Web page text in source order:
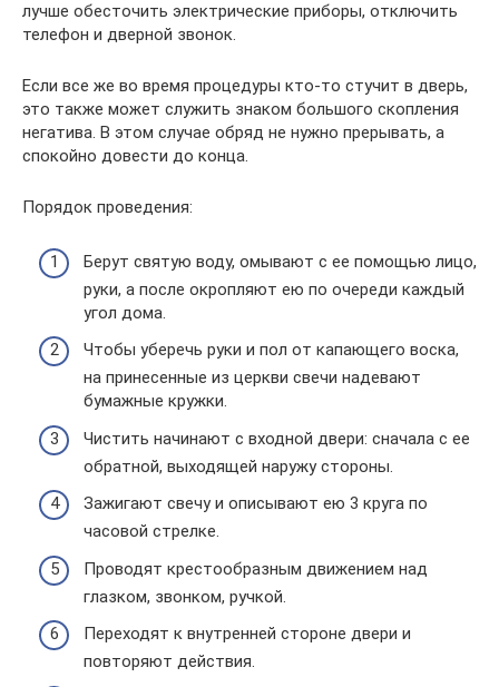
лучше обесточить электрические приборы, отключить
телефон и дверной звонок.
Если все же во время процедуры кто-то стучит в дверь,
это также может служить знаком большого скопления
негатива. В этом случае обряд не нужно прерывать, а
спокойно довести до конца.
Порядок проведения:
Берут святую воду, омывают с ее помощью лицо,
руки, а после окропляют ею по очереди каждый
угол дома.
Чтобы уберечь руки и пол от капающего воска,
на принесенные из церкви свечи надевают
бумажные кружки.
Чистить начинают с входной двери: сначала с ее
обратной, выходящей наружу стороны.
Зажигают свечу и описывают ею 3 круга по
часовой стрелке.
Проводят крестообразным движением над
глазком, звонком, ручкой.
Переходят к внутренней стороне двери и
повторяют действия.